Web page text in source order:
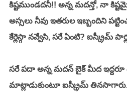
కిష్టముండదనీ!! అన్న మదన్తో, నా
అస్సలు నీవు ఇతరుల ఇబ్బందిని
కేర్లెస్గా నవ్వేసి, సరే ఏంటి? ఐస్క్రీమ్
సరే పదా అన్న మదన్ బైక్ మీద ఇద్దరూ
మాట్లాడుకుంటూ ఐస్క్రీమ్